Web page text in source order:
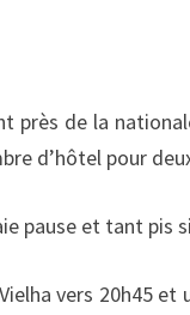
près de la
d’hôtel pour
pause et tant pis
vers 20h45